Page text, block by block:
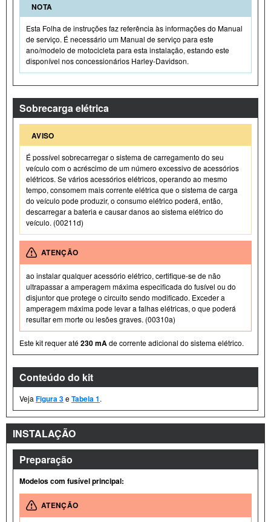
NOTA
Esta Folha de instruções faz referência às informações do Manual
de serviço. É necessário um Manual de serviço para este
ano/modelo de motocicleta para esta instalação, estando este
disponível nos concessionários Harley-Davidson.
Sobrecarga elétrica
AVISO
É possível sobrecarregar o sistema de carregamento do seu
veículo com o acréscimo de um número excessivo de acessórios
elétricos. Se vários acessórios elétricos, operando ao mesmo
tempo, consomem mais corrente elétrica que o sistema de carga
do veículo pode produzir, o consumo elétrico poderá, então,
descarregar a bateria e causar danos ao sistema elétrico do
veículo. (00211d)
ATENÇÃO
ao instalar qualquer acessório elétrico, certifique-se de não
ultrapassar a amperagem máxima especificada do fusível ou do
disjuntor que protege o circuito sendo modificado. Exceder a
amperagem máxima pode levar a falhas elétricas, o que poderá
resultar em morte ou lesões graves. (00310a)
Este kit requer até230 mAde corrente adicional do sistema elétrico.
Conteúdo do kit
Veja Figura 3eTabela 1.
INSTALAÇÃO
Preparação
Modelos com fusível principal:
ATENÇÃO